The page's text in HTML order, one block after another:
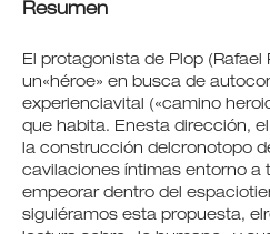
Resumen
El protagonista de Plop (Rafael
un«héroe» en busca de
experienciavital («camino
que habita. Enesta dirección,
la construcción delcronotopo
cavilaciones íntimas entorno a
empeorar dentro del
siguiéramos esta propuesta,